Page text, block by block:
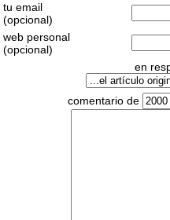
tu email
(opcional)
web personal
(opcional)
en
comentario de